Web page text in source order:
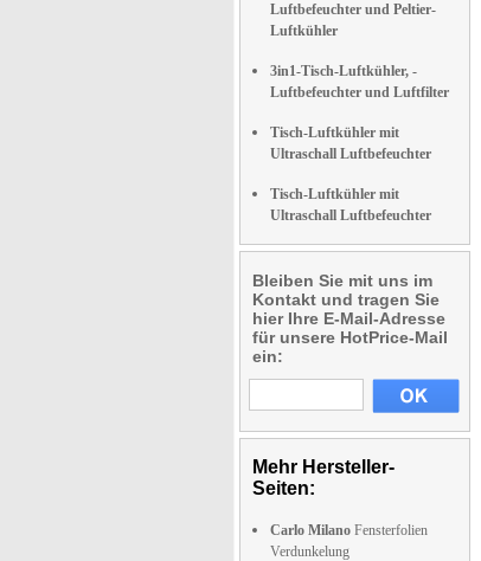
Luftbefeuchter und Peltier-
Luftkühler
3in1-Tisch-Luftkühler, -
Luftbefeuchter und Luftfilter
Tisch-Luftkühler mit
Ultraschall Luftbefeuchter
Tisch-Luftkühler mit
Ultraschall Luftbefeuchter
Bleiben Sie mit uns im
Kontakt und tragen Sie
hier Ihre E-Mail-Adresse
für unsere HotPrice-Mail
ein:
Mehr Hersteller-
Seiten:
Carlo Milano Fensterfolien
Verdunkelung